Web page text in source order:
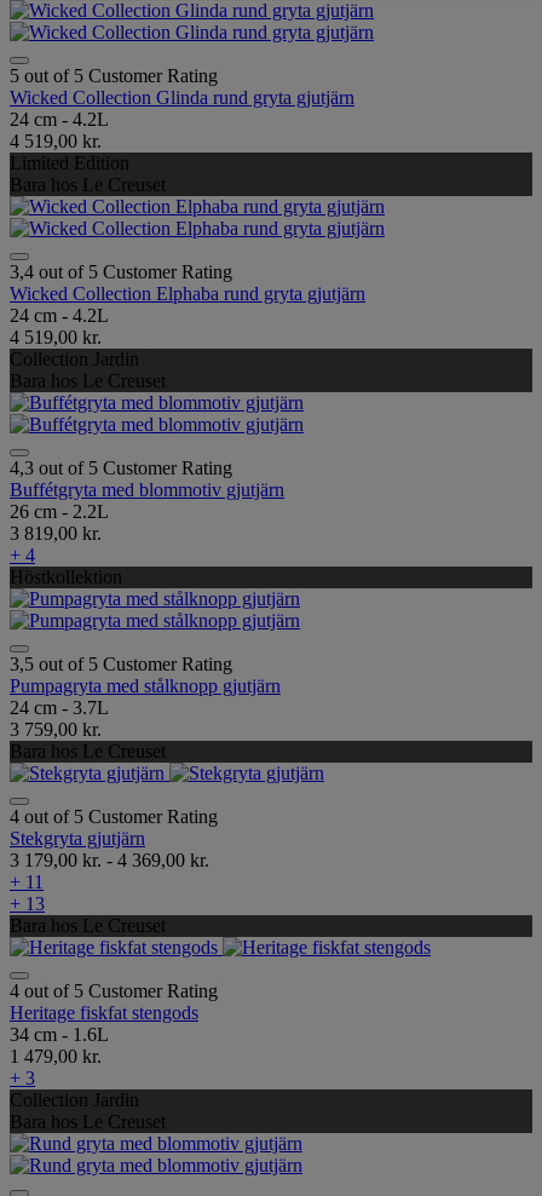
5 out of 5 Customer Rating
Wicked Collection Glinda rund gryta gjutjärn
24 cm - 4.2L
4 519,00 kr.
Limited Edition
Bara hos Le Creuset
3,4 out of 5 Customer Rating
Wicked Collection Elphaba rund gryta gjutjärn
24 cm - 4.2L
4 519,00 kr.
Collection Jardin
Bara hos Le Creuset
4,3 out of 5 Customer Rating
Buffétgryta med blommotiv gjutjärn
26 cm - 2.2L
3 819,00 kr.
+ 4
Höstkollektion
3,5 out of 5 Customer Rating
Pumpagryta med stålknopp gjutjärn
24 cm - 3.7L
3 759,00 kr.
Bara hos Le Creuset
4 out of 5 Customer Rating
Stekgryta gjutjärn
3 179,00 kr. - 4 369,00 kr.
+ 11
+ 13
Bara hos Le Creuset
4 out of 5 Customer Rating
Heritage fiskfat stengods
34 cm - 1.6L
1 479,00 kr.
+ 3
Collection Jardin
Bara hos Le Creuset